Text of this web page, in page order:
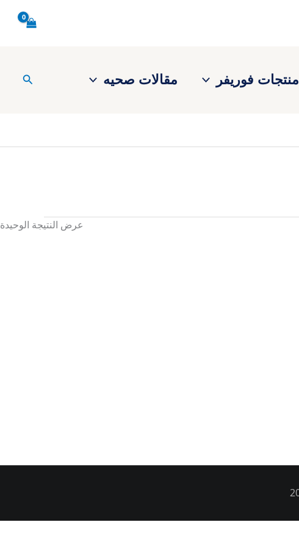
منتجات فوريفر مقالات صحيه البحث
عرض النتيجة الوحيدة